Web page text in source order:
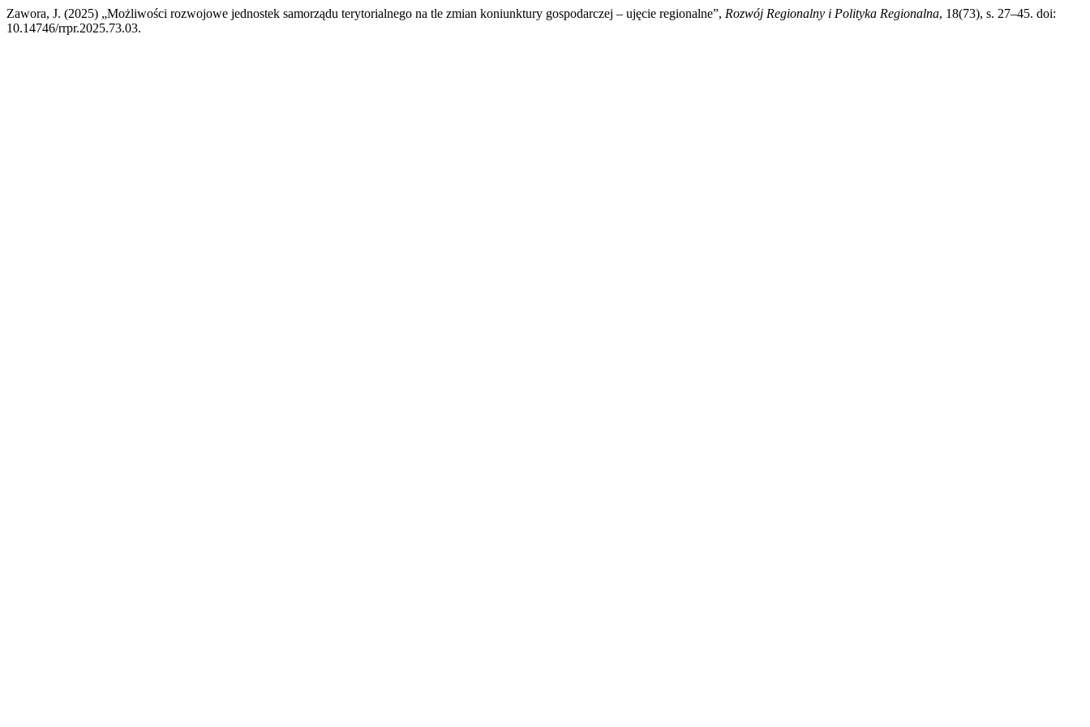
Zawora, J. (2025) „Możliwości rozwojowe jednostek samorządu terytorialnego na tle zmian koniunktury gospodarczej – ujęcie regionalne”, Rozwój Regionalny i Polityka Regionalna, 18(73), s. 27–45. doi:
10.14746/rrpr.2025.73.03.